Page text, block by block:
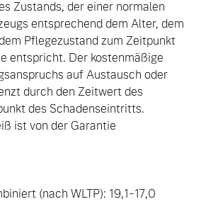
Zustands, der einer normalen
entsprechend dem Alter, dem
Pflegezustand zum Zeitpunkt
entspricht. Der kostenmäßige
auf Austausch oder
durch den Zeitwert des
des Schadenseintritts.
ist von der Garantie
(nach WLTP): 19,1-17,0